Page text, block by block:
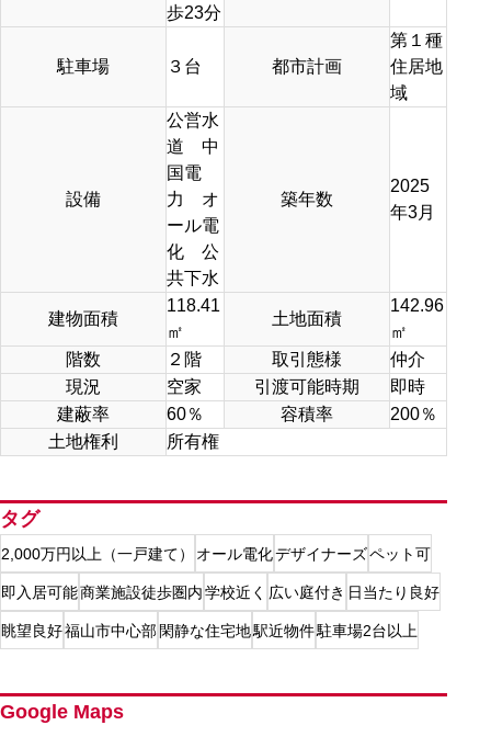
歩23分
駐車場 ３台 都市計画
第１種
住居地
域
設備
公営水
道 中
国電
力 オ
ール電
化 公
共下水
築年数
2025
年3月
建物面積
118.41
㎡
土地面積
142.96
㎡
階数
２階 取引態様
仲介
現況
空家 引渡可能時期
即時
建蔽率
60％ 容積率
200％
土地権利
所有権
タグ
2,000万円以上（一戸建て） オール電化デザイナーズペット可
即入居可能商業施設徒歩圏内学校近く 広い庭付き 日当たり良好
眺望良好福山市中心部閑静な住宅地駅近物件駐車場2台以上
Google Maps